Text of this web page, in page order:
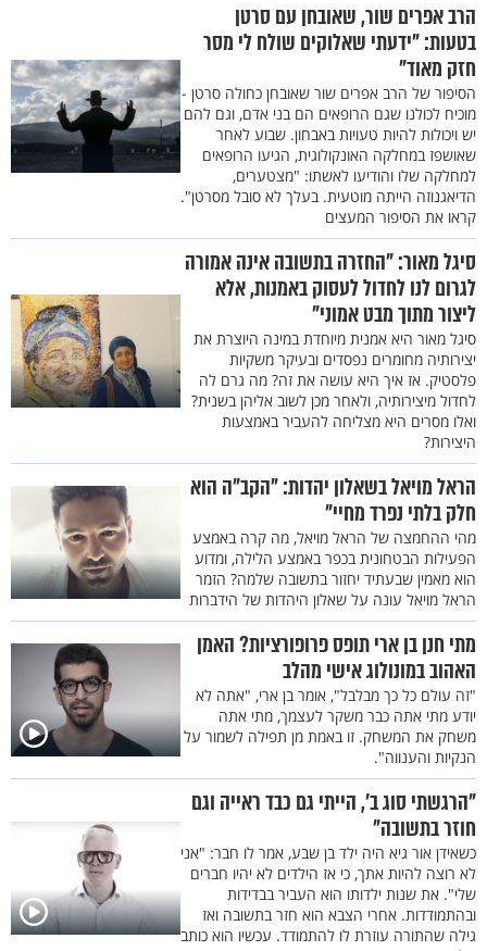
הרב אפרים שור, שאובחן עם סרטן
בטעות: "ידעתי שאלוקים שולח לי מסר
חזק מאוד"
הסיפור של הרב אפרים שור שאובחן כחולה סרטן -
מוכיח לכולנו שגם הרופאים הם בני אדם, וגם להם
יש ויכולות להיות טעויות באבחון. שבוע לאחר
שאושפז במחלקה האונקולוגית, הגיעו הרופאים
למחלקה שלו והודיעו לאשתו: "מצטערים,
הדיאגנוזה הייתה מוטעית. בעלך לא סובל מסרטן".
קראו את הסיפור המעצים
סיגל מאור: "החזרה בתשובה אינה אמורה
לגרום לנו לחדול לעסוק באמנות, אלא
ליצור מתוך מבט אמוני"
סיגל מאור היא אמנית מיוחדת במינה היוצרת את
יצירותיה מחומרים נפסדים ובעיקר משקיות
פלסטיק. אז איך היא עושה את זה? מה גרם לה
לחדול מיצירותיה, ולאחר מכן לשוב אליהן בשנית?
ואלו מסרים היא מצליחה להעביר באמצעות
היצירות?
הראל מויאל בשאלון יהדות: "הקב"ה הוא
חלק בלתי נפרד מחיי"
מהי ההחמצה של הראל מויאל, מה קרה באמצע
הפעילות הבטחונית בכפר באמצע הלילה, ומדוע
הוא מאמין שבעתיד יחזור בתשובה שלמה? הזמר
הראל מויאל עונה על שאלון היהדות של הידברות
מתי חנן בן ארי תופס פרופורציות? האמן
האהוב במונולוג אישי מהלב
"זה עולם כל כך מבלבל", אומר בן ארי, "אתה לא
יודע מתי אתה כבר משקר לעצמך, מתי אתה
משחק את המשחק. זו באמת מן תפילה לשמור על
הנקיות והענווה".
"הרגשתי סוג ב', הייתי גם כבד ראייה וגם
חוזר בתשובה"
כשאידן אור גיא היה ילד בן שבע, אמר לו חבר: "אני
לא רוצה להיות אתך, כי אז הילדים לא יהיו חברים
שלי". את שנות ילדותו הוא העביר בבדידות
ובהתמודדות. אחרי הצבא הוא חזר בתשובה ואז
גילה שהתורה עוזרת לו להתמודד. עכשיו הוא כותב